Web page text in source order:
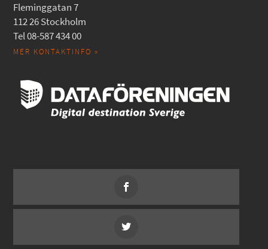
Fleminggatan 7
112 26 Stockholm
Tel 08-587 434 00
MER KONTAKTINFO »